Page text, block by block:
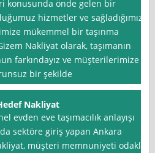
konusunda önde gelen bir
hizmetler ve sağladığımız
mükemmel bir taşınma
Nakliyat olarak, taşımanın
farkındayız ve müşterilerimize
bir şekilde
Nakliyat
evden eve taşımacılık anlayışı
sektöre giriş yapan Ankara
müşteri memnuniyeti odaklı